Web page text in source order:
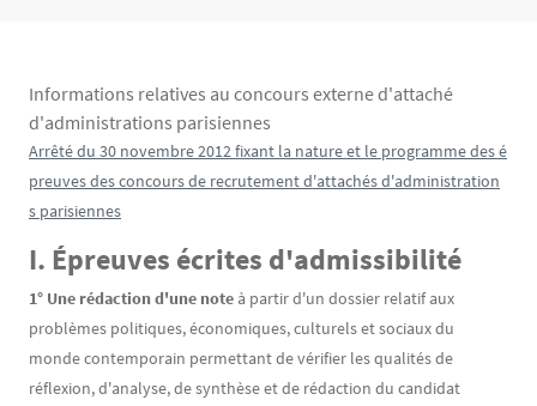
Informations relatives au concours externe d'attaché
d'administrations parisiennes
Contenu
Texte
Arrêté du 30 novembre 2012 fixant la nature et le programme des é
preuves des concours de recrutement d'attachés d'administration
s parisiennes
I. Épreuves écrites d'admissibilité
1° Une rédaction d'une note à partir d'un dossier relatif aux
problèmes politiques, économiques, culturels et sociaux du
monde contemporain permettant de vérifier les qualités de
réflexion, d'analyse, de synthèse et de rédaction du candidat